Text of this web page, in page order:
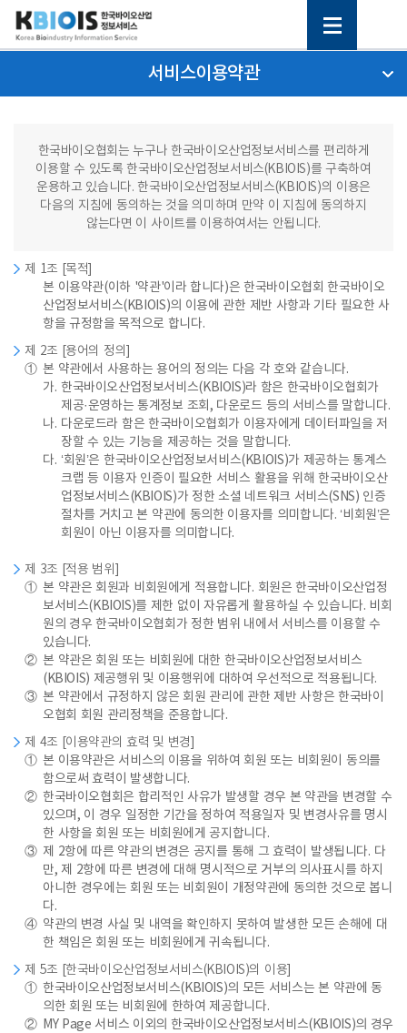
서비스이용약관
한국바이오협회는 누구나 한국바이오산업정보서비스를 편리하게
이용할 수 있도록 한국바이오산업정보서비스(KBIOIS)를 구축하여
운용하고 있습니다. 한국바이오산업정보서비스(KBIOIS)의 이용은
다음의 지침에 동의하는 것을 의미하며 만약 이 지침에 동의하지
않는다면 이 사이트를 이용하여서는 안됩니다.
제 1조 [목적]
본 이용약관(이하 '약관'이라 합니다)은 한국바이오협회 한국바이오
산업정보서비스(KBIOIS)의 이용에 관한 제반 사항과 기타 필요한 사
항을 규정함을 목적으로 합니다.
제 2조 [용어의 정의]
① 본 약관에서 사용하는 용어의 정의는 다음 각 호와 같습니다.
가. 한국바이오산업정보서비스(KBIOIS)라 함은 한국바이오협회가
제공·운영하는 통계정보 조회, 다운로드 등의 서비스를 말합니다.
나. 다운로드라 함은 한국바이오협회가 이용자에게 데이터파일을 저
장할 수 있는 기능을 제공하는 것을 말합니다.
다. ‘회원’은 한국바이오산업정보서비스(KBIOIS)가 제공하는 통계스
크랩 등 이용자 인증이 필요한 서비스 활용을 위해 한국바이오산
업정보서비스(KBIOIS)가 정한 소셜 네트워크 서비스(SNS) 인증
절차를 거치고 본 약관에 동의한 이용자를 의미합니다. ‘비회원’은
회원이 아닌 이용자를 의미합니다.
제 3조 [적용 범위]
① 본 약관은 회원과 비회원에게 적용합니다. 회원은 한국바이오산업정
보서비스(KBIOIS)를 제한 없이 자유롭게 활용하실 수 있습니다. 비회
원의 경우 한국바이오협회가 정한 범위 내에서 서비스를 이용할 수
있습니다.
② 본 약관은 회원 또는 비회원에 대한 한국바이오산업정보서비스
(KBIOIS) 제공행위 및 이용행위에 대하여 우선적으로 적용됩니다.
③ 본 약관에서 규정하지 않은 회원 관리에 관한 제반 사항은 한국바이
오협회 회원 관리정책을 준용합니다.
제 4조 [이용약관의 효력 및 변경]
① 본 이용약관은 서비스의 이용을 위하여 회원 또는 비회원이 동의를
함으로써 효력이 발생합니다.
② 한국바이오협회은 합리적인 사유가 발생할 경우 본 약관을 변경할 수
있으며, 이 경우 일정한 기간을 정하여 적용일자 및 변경사유를 명시
한 사항을 회원 또는 비회원에게 공지합니다.
③ 제 2항에 따른 약관의 변경은 공지를 통해 그 효력이 발생됩니다. 다
만, 제 2항에 따른 변경에 대해 명시적으로 거부의 의사표시를 하지
아니한 경우에는 회원 또는 비회원이 개정약관에 동의한 것으로 봅니
다.
④ 약관의 변경 사실 및 내역을 확인하지 못하여 발생한 모든 손해에 대
한 책임은 회원 또는 비회원에게 귀속됩니다.
제 5조 [한국바이오산업정보서비스(KBIOIS)의 이용]
① 한국바이오산업정보서비스(KBIOIS)의 모든 서비스는 본 약관에 동
의한 회원 또는 비회원에 한하여 제공합니다.
② MY Page 서비스 이외의 한국바이오산업정보서비스(KBIOIS)의 경우